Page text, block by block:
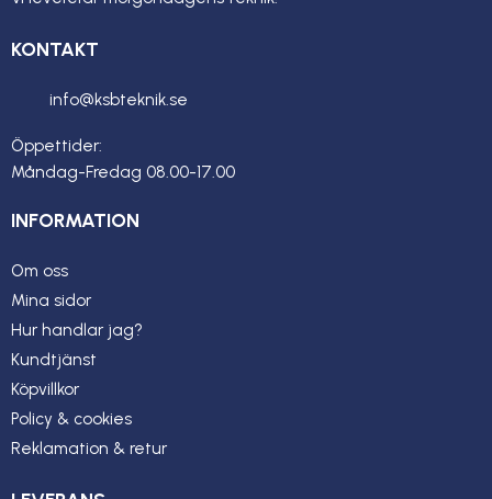
KONTAKT
info@ksbteknik.se
Öppettider:
Måndag-Fredag 08.00-17.00
INFORMATION
Om oss
Mina sidor
Hur handlar jag?
Kundtjänst
Köpvillkor
Policy & cookies
Reklamation & retur